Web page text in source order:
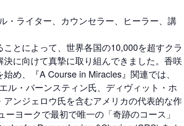
・ライター、カウンセラー、ヒーラー、講
とによって、世界各国の10,000を超すクラ
に向けて真摯に取り組んできました。香咲
め、『A Course in Miracles』関連では、
ル・バーンスティン氏、ディヴィット・ホ
ンジェロウ氏を含むアメリカの代表的な作
ヨークで最初で唯一の「奇跡のコース」